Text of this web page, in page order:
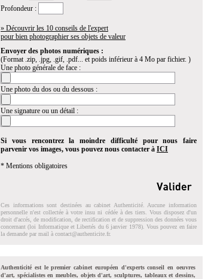
Profondeur :
» Découvrir les 10 conseils de l'expert
pour bien photographier ses objets de valeur
Envoyer des photos numériques :
(Format .zip, .jpg, .gif, .pdf... et poids inférieur à 4 Mo par fichier. )
Une photo générale de face :
Une photo du dos ou du dessous :
Une signature ou un détail :
Si vous rencontrez la moindre difficulté pour nous faire
parvenir vos images, vous pouvez nous contacter à ICI
* Mentions obligatoires
Ces informations sont destinées au cabinet Authenticité. Aucune information
personnelle n'est collectée à votre insu ni cédée à des tiers. Vous disposez d'un
droit d'accés, de modification, de rectification et de suppression des données vous
concernant (loi Informatique et Libertés du 6 janvier 1978). Vous pouvez en faire
la demande par mail à contact@authenticite.fr.
Authenticité est le premier cabinet européen d'experts conseil en oeuvres
d'art, spécialistes en meubles, objets d'art, sculptures, tableaux et dessins,